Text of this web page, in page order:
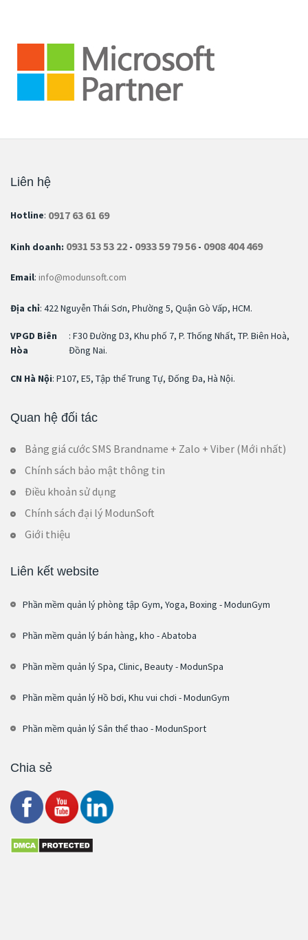
Liên hệ
Hotline: 0917 63 61 69
Kinh doanh: 0931 53 53 22 - 0933 59 79 56- 0908 404 469
Email: info@modunsoft.com
Địa chỉ: 422 Nguyễn Thái Sơn, Phường 5, Quận Gò Vấp, HCM.
VPGD Biên
Hòa
: F30 Đường D3, Khu phố 7, P. Thống Nhất, TP. Biên Hoà,
Đồng Nai.
CN Hà Nội: P107, E5, Tập thể Trung Tự, Đống Đa, Hà Nội.
Quan hệ đối tác
Bảng giá cước SMS Brandname + Zalo + Viber (Mới nhất)
Chính sách bảo mật thông tin
Điều khoản sử dụng
Chính sách đại lý ModunSoft
Giới thiệu
Liên kết website
Phần mềm quản lý phòng tập Gym, Yoga, Boxing - ModunGym
Phần mềm quản lý bán hàng, kho - Abatoba
Phần mềm quản lý Spa, Clinic, Beauty - ModunSpa
Phần mềm quản lý Hồ bơi, Khu vui chơi - ModunGym
Phần mềm quản lý Sân thể thao - ModunSport
Chia sẻ